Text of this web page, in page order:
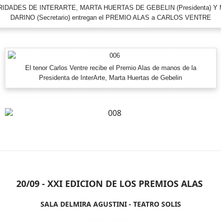
DE INTERARTE, MARTA HUERTAS DE GEBELIN (Presidenta) Y
DARINO (Secretario) entregan el PREMIO ALAS a CARLOS VENTRE
El tenor Carlos Ventre recibe el Premio Alas de manos de la
Presidenta de InterArte, Marta Huertas de Gebelin
20/09 - XXI EDICION DE LOS PREMIOS ALAS
SALA DELMIRA AGUSTINI - TEATRO SOLIS